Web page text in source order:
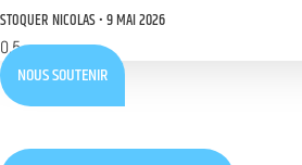
STOQUER NICOLAS 9 MAI 2026
NOUS SOUTENIR